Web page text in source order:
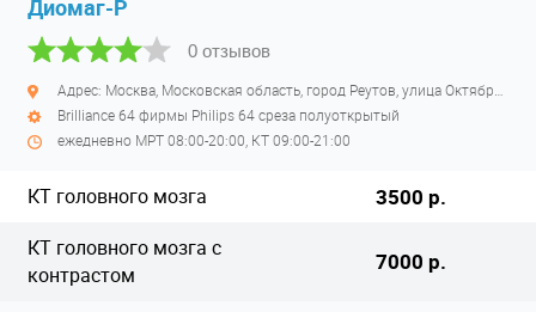
Диомаг-Р
0 отзывов
Brilliance 64 фирмы Philips 64 среза полуоткрытый
ежедневно МРТ 08:00-20:00, КТ 09:00-21:00
КТ головного мозга 3500 р.
КТ головного мозга с
контрастом
7000 р.